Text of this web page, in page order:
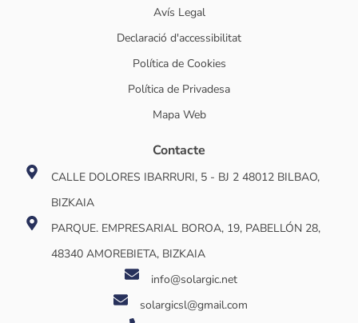
Avís Legal
Declaració d'accessibilitat
Política de Cookies
Política de Privadesa
Mapa Web
Contacte
CALLE DOLORES IBARRURI, 5 - BJ 2 48012 BILBAO,
BIZKAIA
PARQUE. EMPRESARIAL BOROA, 19, PABELLÓN 28,
48340 AMOREBIETA, BIZKAIA
info@solargic.net
solargicsl@gmail.com